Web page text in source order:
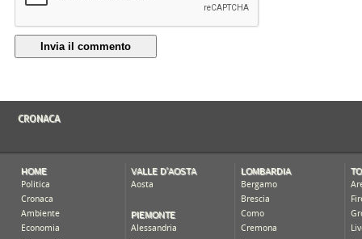
Invia il commento